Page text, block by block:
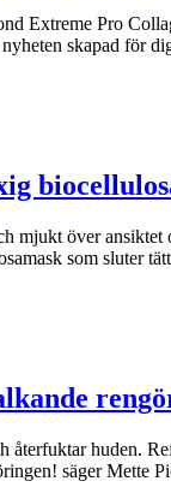
Extreme Pro
skapad för
mjukt över
som sluter
återfuktar huden.
säger Mette